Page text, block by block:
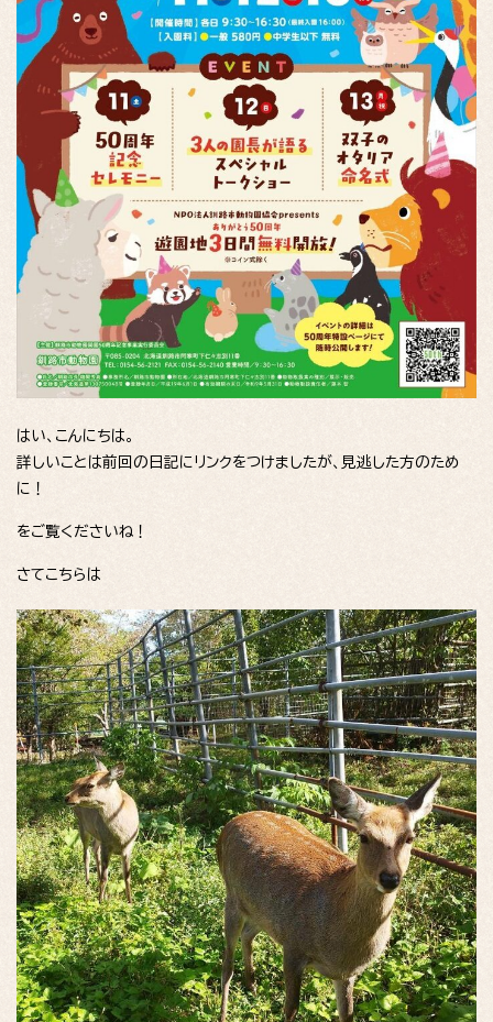
はい、こんにちは。
詳しいことは前回の日記にリンクをつけましたが、見逃した方のため
に！
をご覧くださいね！
さてこちらは